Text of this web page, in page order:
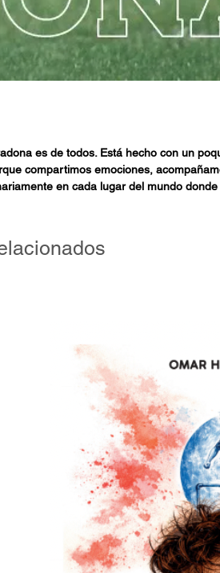
es de todos. Está hecho con un
compartimos emociones,
en cada lugar del mundo donde
Pero recuperado por la memoria y
de Maradona que no se haya dicho?
todos los tiempos. Los que fueron y